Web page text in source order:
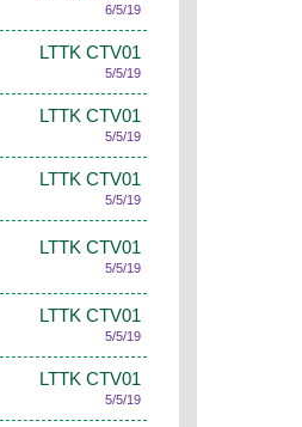
6/5/19
LTTK CTV01
5/5/19
LTTK CTV01
5/5/19
LTTK CTV01
5/5/19
LTTK CTV01
5/5/19
LTTK CTV01
5/5/19
LTTK CTV01
5/5/19